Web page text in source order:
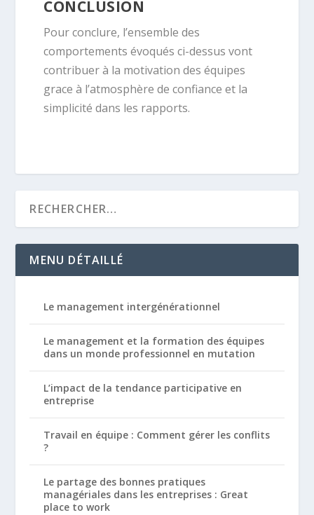
CONCLUSION
Pour conclure, l’ensemble des
comportements évoqués ci-dessus vont
contribuer à la motivation des équipes
grace à l’atmosphère de confiance et la
simplicité dans les rapports.
MENU DÉTAILLÉ
Le management intergénérationnel
Le management et la formation des équipes
dans un monde professionnel en mutation
L’impact de la tendance participative en
entreprise
Travail en équipe : Comment gérer les conflits
?
Le partage des bonnes pratiques
managériales dans les entreprises : Great
place to work